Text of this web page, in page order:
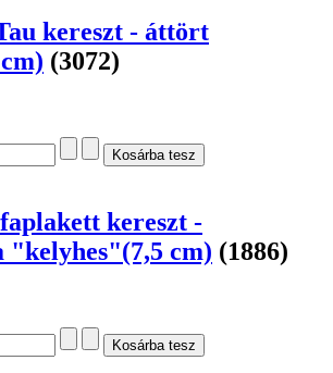
kereszt - áttört
(3072)
kereszt -
"kelyhes"(7,5 cm) (1886)